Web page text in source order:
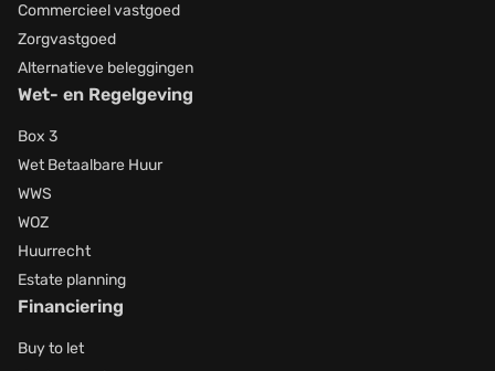
Commercieel vastgoed
Zorgvastgoed
Alternatieve beleggingen
Wet- en Regelgeving
Box 3
Wet Betaalbare Huur
WWS
WOZ
Huurrecht
Estate planning
Financiering
Buy to let